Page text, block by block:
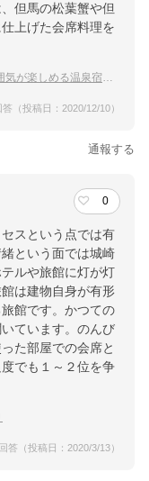
但馬の松葉蟹や但
上げた会席料理を
が楽しめる温泉宿は？
（投稿日：2020/12/10）
通報する
0
スという点では有
という面では城崎
ルや旅館に灯が灯
は建物自身が有形
館です。かつての
ています。のんび
た部屋での会席と
でも１～２位を争
答（投稿日：2020/3/13）